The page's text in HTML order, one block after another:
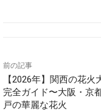
前の記事
【2026年】関西の花火
完全ガイド〜大阪・京
戸の華麗な花火